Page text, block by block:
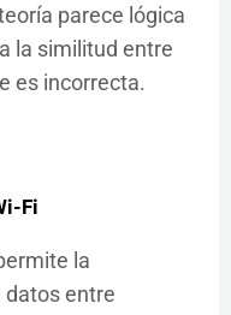
parece lógica
la similitud entre
es incorrecta.
Fi
la
entre